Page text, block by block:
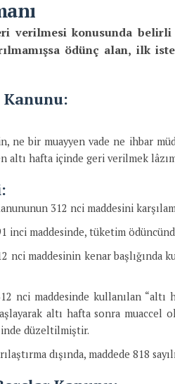
verilmesi konusunda
ödünç alan, ilk
Kanunu:
ne bir muayyen vade ne ihbar
hafta içinde geri verilmek
312 nci maddesini
inci maddesinde, tüketim
nci maddesinin kenar başlığında
nci maddesinde kullanılan
altı hafta sonra muaccel
düzeltilmiştir.
dışında, maddede 818